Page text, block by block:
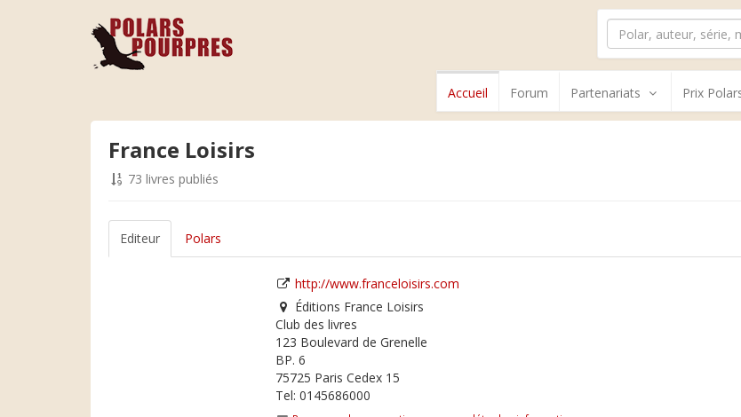
Accueil Forum Partenariats Prix
France Loisirs
73 livres publiés
Editeur Polars
http://www.franceloisirs.com
Éditions France Loisirs
Club des livres
123 Boulevard de Grenelle
BP. 6
75725 Paris Cedex 15
Tel: 0145686000